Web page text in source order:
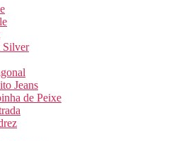
Silver
Jeans
de Peixe